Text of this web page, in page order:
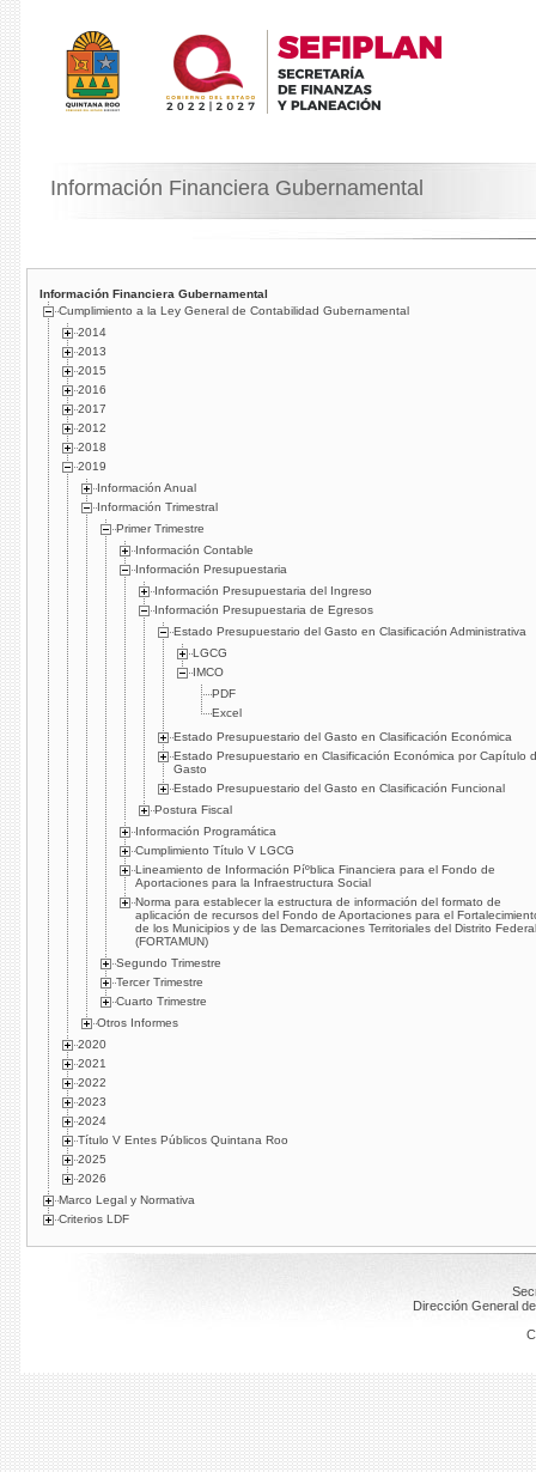
Información Financiera Gubernamental
Información Financiera Gubernamental
Cumplimiento a la Ley General de Contabilidad Gubernamental
2014
2013
2015
2016
2017
2012
2018
2019
Información Anual
Información Trimestral
Primer Trimestre
Información Contable
Información Presupuestaria
Información Presupuestaria del Ingreso
Información Presupuestaria de Egresos
Estado Presupuestario del Gasto en Clasificación Administrativa
LGCG
IMCO
PDF
Excel
Estado Presupuestario del Gasto en Clasificación Económica
Estado Presupuestario en Clasificación Económica por Capí­tulo
Gasto
Estado Presupuestario del Gasto en Clasificación Funcional
Postura Fiscal
Información Programática
Cumplimiento Tí­tulo V LGCG
Lineamiento de Información Píºblica Financiera para el Fondo de
Aportaciones para la Infraestructura Social
Norma para establecer la estructura de información del formato de
aplicación de recursos del Fondo de Aportaciones para el
de los Municipios y de las Demarcaciones Territoriales del Distrito Federal
(FORTAMUN)
Segundo Trimestre
Tercer Trimestre
Cuarto Trimestre
Otros Informes
2020
2021
2022
2023
2024
Título V Entes Públicos Quintana Roo
2025
2026
Marco Legal y Normativa
Criterios LDF
Dirección General